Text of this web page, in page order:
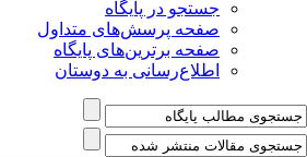
جستجو در پایگاه
صفحه پرسش‌های متداول
صفحه برترین‌های پایگاه
اطلاع‌رسانی به دوستان